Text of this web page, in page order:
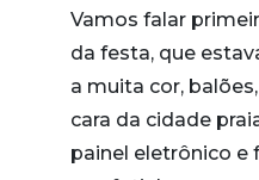
Vamos falar
da festa, que
a muita cor,
cara da cidade
painel eletrônico e